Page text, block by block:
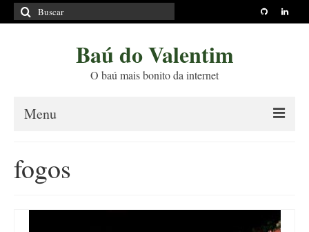
Buscar
por:
Baú do Valentim
O baú mais bonito da internet
Menu
Princípios Editoriais
Políticas e Termos
fogos